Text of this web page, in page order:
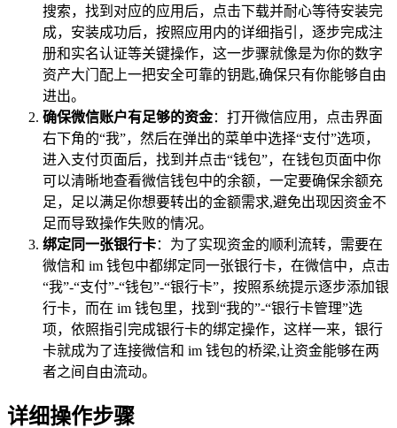
搜索，找到对应的应用后，点击下载并耐心等待安装完
成，安装成功后，按照应用内的详细指引，逐步完成注
册和实名认证等关键操作，这一步骤就像是为你的数字
资产大门配上一把安全可靠的钥匙,确保只有你能够自由
进出。
确保微信账户有足够的资金：打开微信应用，点击界面
右下角的“我”，然后在弹出的菜单中选择“支付”选项，
进入支付页面后，找到并点击“钱包”，在钱包页面中你
可以清晰地查看微信钱包中的余额，一定要确保余额充
足，足以满足你想要转出的金额需求,避免出现因资金不
足而导致操作失败的情况。
绑定同一张银行卡：为了实现资金的顺利流转，需要在
微信和 im 钱包中都绑定同一张银行卡，在微信中，点击
“我”-“支付”-“钱包”-“银行卡”，按照系统提示逐步添加银
行卡，而在 im 钱包里，找到“我的”-“银行卡管理”选
项，依照指引完成银行卡的绑定操作，这样一来，银行
卡就成为了连接微信和 im 钱包的桥梁,让资金能够在两
者之间自由流动。
详细操作步骤